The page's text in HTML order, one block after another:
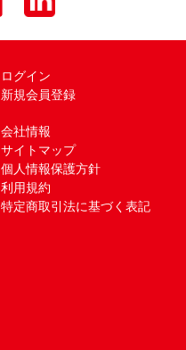
ログイン
新規会員登録
会社情報
サイトマップ
個人情報保護方針
利用規約
特定商取引法に基づく表記